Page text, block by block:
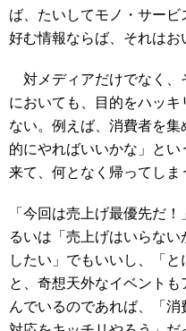
ば、たいしてモノ・サー
好む情報ならば、それはお
対メディアだけでなく、
においても、目的をハッ
ない。例えば、消費者を
的にやればいいかな」とい
来て、何となく帰ってしま
「今回は売上げ最優先だ
るいは「売上げはいらな
したい」でもいいし、「と
と、奇想天外なイベント
んでいるのであれば、「